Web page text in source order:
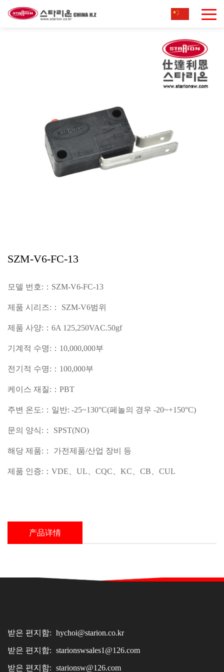
SZM-V6-FC-13
모델 번호:：SZM-V6-FC-13
제품 시리즈:： SZM-V6범위
제품 사양:：6A 125,250VAC.50gf
기계적 수명:：10,000,000부
전기적 수명:：100,000부
케이스 재질:：PBT
주변 온도:：일반: -25~130°C(페놀의 경우 -20~+150°C)
문의 양식:： SPST(NO)
해당 제품:： 가전제품/산업 장비 등
제품 인증:：VDE、UL、CQC、KC、CB、CUL
产品详情
받은 편지함: hychoi@starion.co.kr
받은 편지함: starionswsales1@126.com
받은 편지함: starionsw@126.com